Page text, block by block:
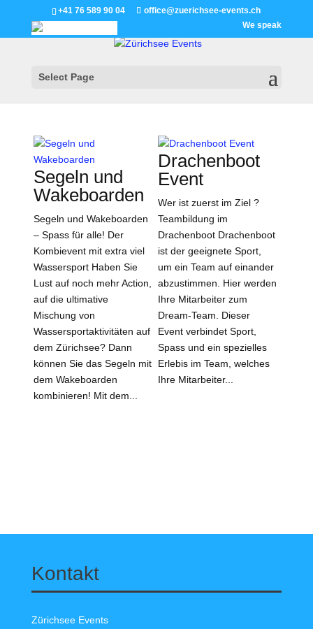
+41 76 589 90 04
office@zuerichsee-events.ch
Wir sprechen
Select Page
Segeln und
Wakeboarden
Segeln und Wakeboarden
– Spass für alle! Der
Kombievent mit extra viel
Wassersport Haben Sie
Lust auf noch mehr Action,
auf die ultimative
Mischung von
Wassersportaktivitäten auf
dem Zürichsee? Dann
können Sie das Segeln mit
dem Wakeboarden
kombinieren! Mit dem...
Drachenboot
Event
Wer ist zuerst im Ziel ?
Teambildung im
Drachenboot Drachenboot
ist der geeignete Sport,
um ein Team auf einander
abzustimmen. Hier werden
Ihre Mitarbeiter zum
Dream-Team. Dieser
Event verbindet Sport,
Spass und ein spezielles
Erlebis im Team, welches
Ihre Mitarbeiter...
Kontakt
Zürichsee Events